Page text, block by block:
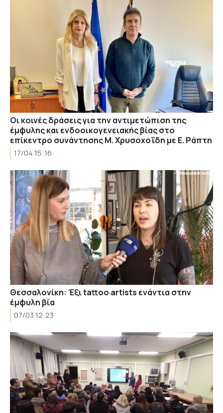
Οι κοινές δράσεις για την αντιμετώπιση της
έμφυλης και ενδοοικογενειακής βίας στο
επίκεντρο συνάντησης Μ. Χρυσοχοΐδη με Ε. Ράπτη
17/04 15:16
Θεσσαλονίκη: Έξι tattoo artists ενάντια στην
έμφυλη βία
07/03 12:23